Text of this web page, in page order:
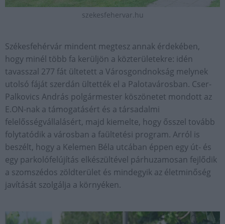
szekesfehervar.hu
Székesfehérvár mindent megtesz annak érdekében,
hogy minél több fa kerüljön a közterületekre: idén
tavasszal 277 fát ültetett a Városgondnokság melynek
utolsó fáját szerdán ültették el a Palotavárosban. Cser-
Palkovics András polgármester köszönetet mondott az
E.ON-nak a támogatásért és a társadalmi
felelősségvállalásért, majd kiemelte, hogy ősszel tovább
folytatódik a városban a faültetési program. Arról is
beszélt, hogy a Kelemen Béla utcában éppen egy út- és
egy parkolófelújítás elkészültével párhuzamosan fejlődik
a szomszédos zöldterület és mindegyik az életminőség
javítását szolgálja a környéken.